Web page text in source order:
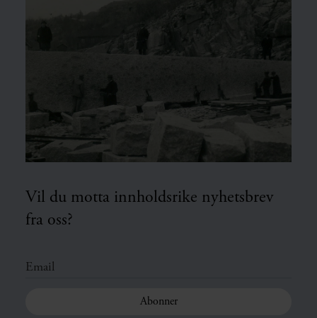
Vil du motta innholdsrike nyhetsbrev
fra oss?